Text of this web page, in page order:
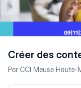
Créer des
Par CCI Meuse Haute-